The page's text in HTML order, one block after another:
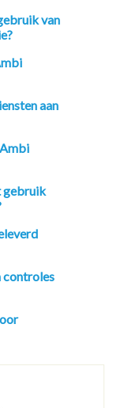
van
aan
gebruik
controles